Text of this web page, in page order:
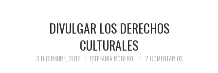
DIVULGAR LOS DERECHOS
CULTURALES
3 DICIEMBRE, 2019 ESTEFANÍA RODERO 2 COMENTARIOS